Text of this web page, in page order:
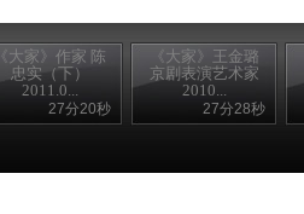
《大家》作家 陈
忠实（下）
2011.0...
27分20秒
《大家》王金璐
京剧表演艺术家
2010...
27分28秒